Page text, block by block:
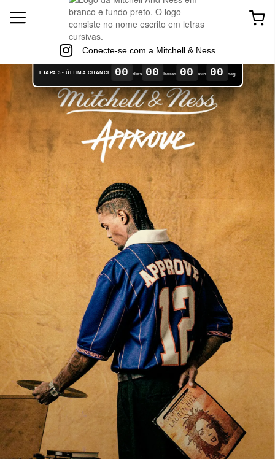
Conecte-se com a Mitchell & Ness
ETAPA 3 - ÚLTIMA CHANCE 00 dias 00 horas 00 min 00 seg